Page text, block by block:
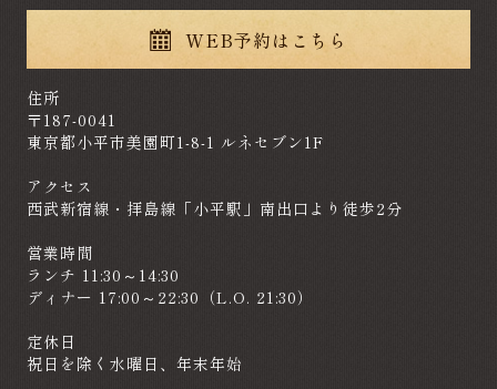
WEB予約はこちら
住所
〒187-0041
東京都小平市美園町1-8-1 ルネセブン1F
アクセス
西武新宿線・拝島線「小平駅」南出口より徒歩2分
営業時間
ランチ 11:30～14:30
ディナー 17:00～22:30（L.O. 21:30）
定休日
祝日を除く水曜日、年末年始